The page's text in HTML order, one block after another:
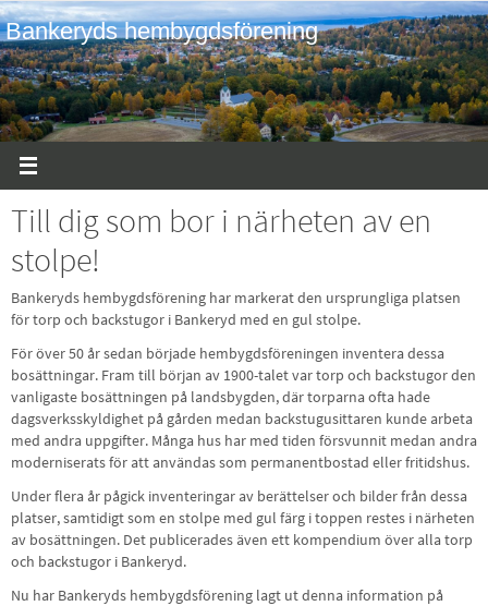
Hoppa
till
innehållet
Bankeryds hembygdsförening
Till dig som bor i närheten av en
stolpe!
Bankeryds hembygdsförening har markerat den ursprungliga platsen
för torp och backstugor i Bankeryd med en gul stolpe.
För över 50 år sedan började hembygdsföreningen inventera dessa
bosättningar. Fram till början av 1900-talet var torp och backstugor den
vanligaste bosättningen på landsbygden, där torparna ofta hade
dagsverksskyldighet på gården medan backstugusittaren kunde arbeta
med andra uppgifter. Många hus har med tiden försvunnit medan andra
moderniserats för att användas som permanentbostad eller fritidshus.
Under flera år pågick inventeringar av berättelser och bilder från dessa
platser, samtidigt som en stolpe med gul färg i toppen restes i närheten
av bosättningen. Det publicerades även ett kompendium över alla torp
och backstugor i Bankeryd.
Nu har Bankeryds hembygdsförening lagt ut denna information på